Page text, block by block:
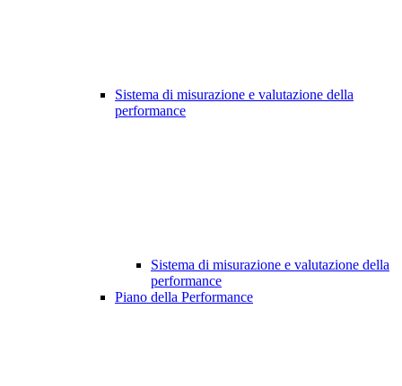
Sistema di misurazione e valutazione della
performance
Sistema di misurazione e valutazione della
performance
Piano della Performance